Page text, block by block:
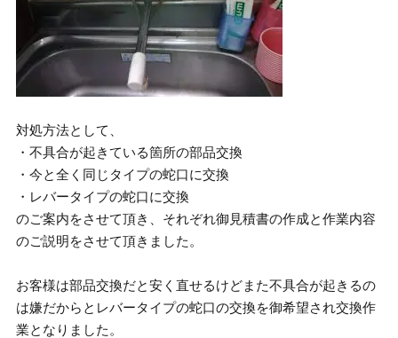
対処方法として、
・不具合が起きている箇所の部品交換
・今と全く同じタイプの蛇口に交換
・レバータイプの蛇口に交換
のご案内をさせて頂き、それぞれ御見積書の作成と作業内容
のご説明をさせて頂きました。
お客様は部品交換だと安く直せるけどまた不具合が起きるの
は嫌だからとレバータイプの蛇口の交換を御希望され交換作
業となりました。